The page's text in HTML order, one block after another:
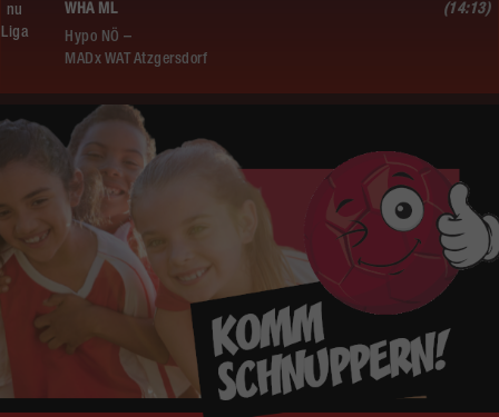
WHA ML
Hypo NÖ –
MADx WAT Atzgersdorf
nu
Liga
(14:13)